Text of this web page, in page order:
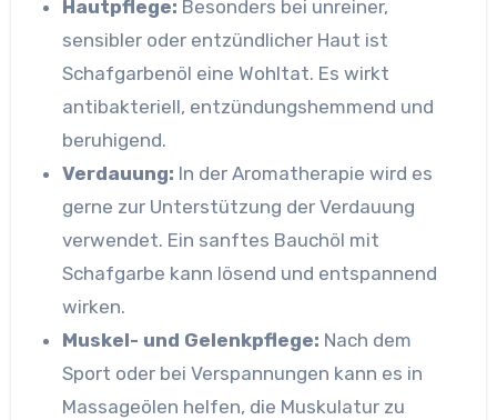
Hautpflege: Besonders bei unreiner,
sensibler oder entzündlicher Haut ist
Schafgarbenöl eine Wohltat. Es wirkt
antibakteriell, entzündungshemmend und
beruhigend.
Verdauung: In der Aromatherapie wird es
gerne zur Unterstützung der Verdauung
verwendet. Ein sanftes Bauchöl mit
Schafgarbe kann lösend und entspannend
wirken.
Muskel- und Gelenkpflege: Nach dem
Sport oder bei Verspannungen kann es in
Massageölen helfen, die Muskulatur zu